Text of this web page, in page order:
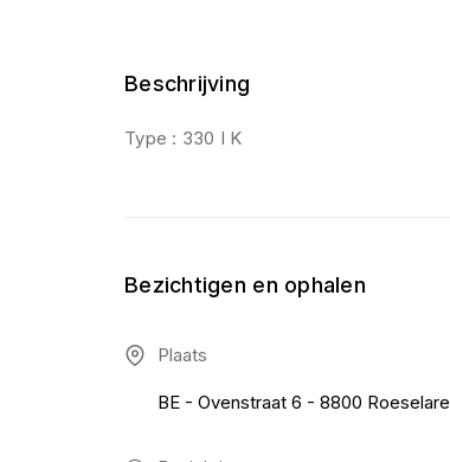
Beschrijving
Type : 330 I K
Bezichtigen en ophalen
Plaats
BE - Ovenstraat 6 - 8800 Roeselare